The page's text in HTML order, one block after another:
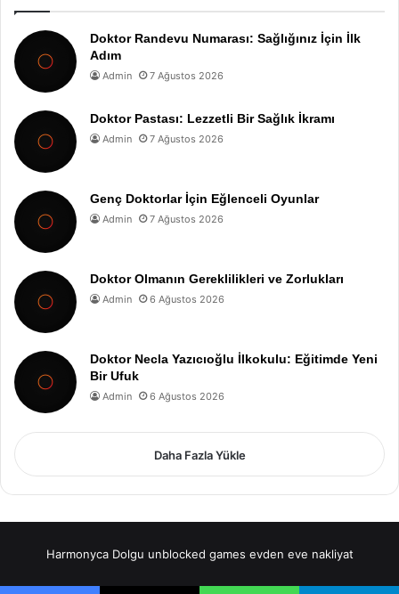
Doktor Randevu Numarası: Sağlığınız İçin İlk
Adım
Admin 7 Ağustos 2026
Doktor Pastası: Lezzetli Bir Sağlık İkramı
Admin 7 Ağustos 2026
Genç Doktorlar İçin Eğlenceli Oyunlar
Admin 7 Ağustos 2026
Doktor Olmanın Gereklilikleri ve Zorlukları
Admin 6 Ağustos 2026
Doktor Necla Yazıcıoğlu İlkokulu: Eğitimde Yeni
Bir Ufuk
Admin 6 Ağustos 2026
Daha Fazla Yükle
Harmonyca Dolgu unblocked games evden eve nakliyat